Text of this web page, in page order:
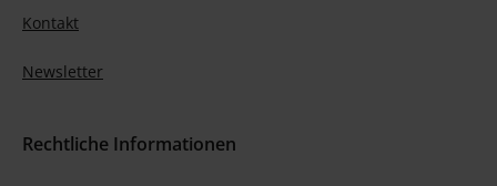
Kontakt
Newsletter
Rechtliche Informationen